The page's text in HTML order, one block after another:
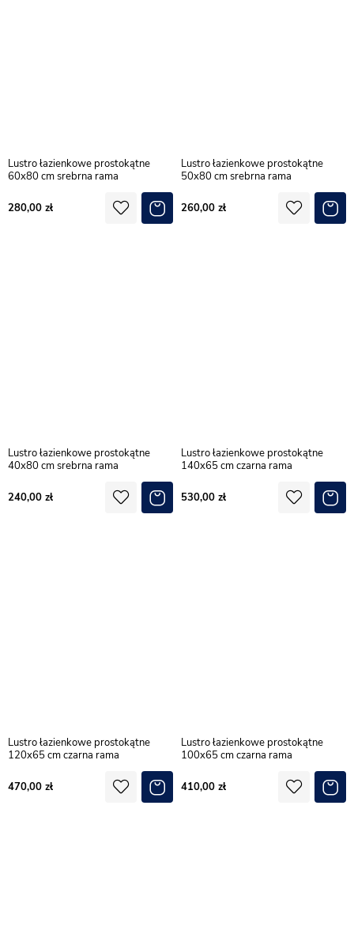
Lustro łazienkowe prostokątne
60x80 cm srebrna rama
280,00
Lustro łazienkowe prostokątne
50x80 cm srebrna rama
260,00
Lustro łazienkowe prostokątne
40x80 cm srebrna rama
240,00
Lustro łazienkowe prostokątne
140x65 cm czarna rama
530,00
Lustro łazienkowe prostokątne
120x65 cm czarna rama
470,00
Lustro łazienkowe prostokątne
100x65 cm czarna rama
410,00